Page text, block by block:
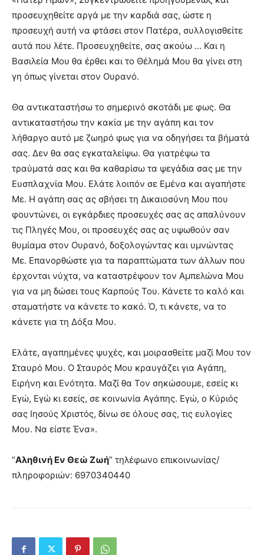
προσευχηθείτε αργά με την καρδιά σας, ώστε η
προσευχή αυτή να φτάσει στον Πατέρα, συλλογισθείτε
αυτά που λέτε. Προσευχηθείτε, σας ακούω … Και η
Βασιλεία Μου θα έρθει και το Θέλημά Μου θα γίνει στη
γη όπως γίνεται στον Ουρανό.
Θα αντικαταστήσω το σημερινό σκοτάδι με φως. Θα
αντικαταστήσω την κακία με την αγάπη και τον
λήθαργο αυτό με ζωηρό φως για να οδηγήσει τα βήματά
σας. Δεν θα σας εγκαταλείψω. Θα γιατρέψω τα
τραύματά σας και θα καθαρίσω τα ψεγάδια σας με την
Ευσπλαχνία Μου. Ελάτε λοιπόν σε Εμένα και αγαπήστε
Με. Η αγάπη σας ας σβήσει τη Δικαιοσύνη Μου που
φουντώνει, οι εγκάρδιες προσευχές σας ας απαλύνουν
τις Πληγές Μου, οι προσευχές σας ας υψωθούν σαν
θυμίαμα στον Ουρανό, δοξολογώντας και υμνώντας
Με. Επανορθώστε για τα παραπτώματα των άλλων που
έρχονται νύχτα, να καταστρέψουν τον Αμπελώνα Μου
για να μη δώσει τους Καρπούς Του. Κάνετε το καλό και
σταματήστε να κάνετε το κακό. Ό, τι κάνετε, να το
κάνετε για τη Δόξα Μου.
Ελάτε, αγαπημένες ψυχές, και μοιρασθείτε μαζί Μου τον
Σταυρό Μου. O Σταυρός Μου κραυγάζει για Αγάπη,
Ειρήνη και Ενότητα. Μαζί θα Τον σηκώσουμε, εσείς κι
Εγώ, Εγώ κι εσείς, σε κοινωνία Αγάπης. Εγώ, ο Κύριός
σας Ιησούς Χριστός, δίνω σε όλους σας, τις ευλογίες
Μου. Να είστε Ένα».
“Αληθινή Εν Θεώ Ζωή” τηλέφωνο επικοινωνίας/
πληροφοριών: 6970340440